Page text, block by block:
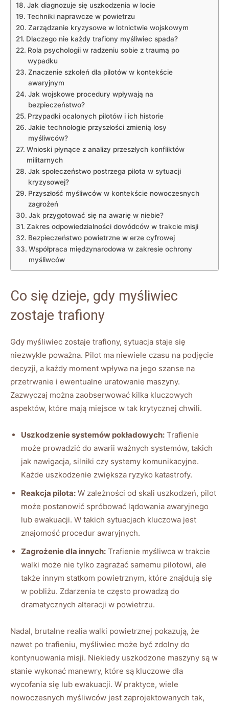
Jak diagnozuje się uszkodzenia w locie
Techniki naprawcze w powietrzu
Zarządzanie kryzysowe w lotnictwie wojskowym
Dlaczego nie każdy trafiony myśliwiec spada?
Rola psychologii w radzeniu sobie z traumą po
wypadku
Znaczenie szkoleń dla pilotów w kontekście
awaryjnym
Jak wojskowe procedury wpływają na
bezpieczeństwo?
Przypadki ocalonych pilotów i ich historie
Jakie technologie przyszłości zmienią losy
myśliwców?
Wnioski płynące z analizy przeszłych konfliktów
militarnych
Jak społeczeństwo postrzega pilota w sytuacji
kryzysowej?
Przyszłość myśliwców w kontekście nowoczesnych
zagrożeń
Jak przygotować się na awarię w niebie?
Zakres odpowiedzialności dowódców w trakcie misji
Bezpieczeństwo powietrzne w erze cyfrowej
Współpraca międzynarodowa w zakresie ochrony
myśliwców
Co się dzieje, gdy myśliwiec
zostaje trafiony
Gdy myśliwiec zostaje trafiony, sytuacja staje się
niezwykle poważna. Pilot ma niewiele czasu na podjęcie
decyzji, a każdy moment wpływa na jego szanse na
przetrwanie i ewentualne uratowanie maszyny.
Zazwyczaj można zaobserwować kilka kluczowych
aspektów, które mają miejsce w tak krytycznej chwili.
Uszkodzenie systemów pokładowych: Trafienie
może prowadzić do awarii ważnych systemów, takich
jak nawigacja, silniki czy systemy komunikacyjne.
Każde uszkodzenie zwiększa ryzyko katastrofy.
Reakcja pilota: W zależności od skali uszkodzeń, pilot
może postanowić spróbować lądowania awaryjnego
lub ewakuacji. W takich sytuacjach kluczowa jest
znajomość procedur awaryjnych.
Zagrożenie dla innych: Trafienie myśliwca w trakcie
walki może nie tylko zagrażać samemu pilotowi, ale
także innym statkom powietrznym, które znajdują się
w pobliżu. Zdarzenia te często prowadzą do
dramatycznych alteracji w powietrzu.
Nadal, brutalne realia walki powietrznej pokazują, że
nawet po trafieniu, myśliwiec może być zdolny do
kontynuowania misji. Niekiedy uszkodzone maszyny są w
stanie wykonać manewry, które są kluczowe dla
wycofania się lub ewakuacji. W praktyce, wiele
nowoczesnych myśliwców jest zaprojektowanych tak,